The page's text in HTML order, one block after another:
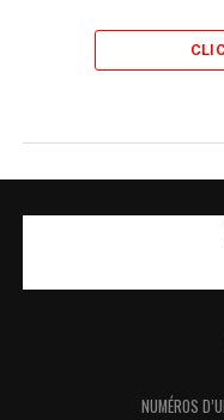
NUMÉROS